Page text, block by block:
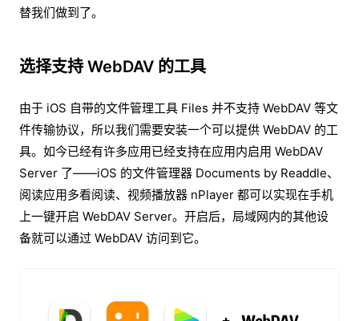
替我们做到了。
选择支持 WebDAV 的工具
由于 iOS 自带的文件管理工具 Files 并不支持 WebDAV 等文
件传输协议，所以我们需要安装一个可以提供 WebDAV 的工
具。如今已经有许多应用已经支持在应用内启用 WebDAV
Server 了——iOS 的文件管理器 Documents by Readdle、
阅读应用多看阅读、视频播放器 nPlayer 都可以实现在手机
上一键开启 WebDAV Server。开启后，局域网内的其他设
备就可以通过 WebDAV 访问到它。